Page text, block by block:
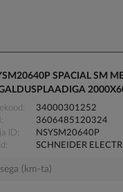
SPACIAL SM
34000301252
3606485120324
ID
NSYSM20640P
SCHNEIDER
(km-ta)